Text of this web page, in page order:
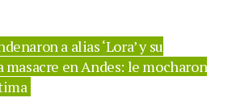
a alias ‘Lora’ y su
en Andes: le mocharon